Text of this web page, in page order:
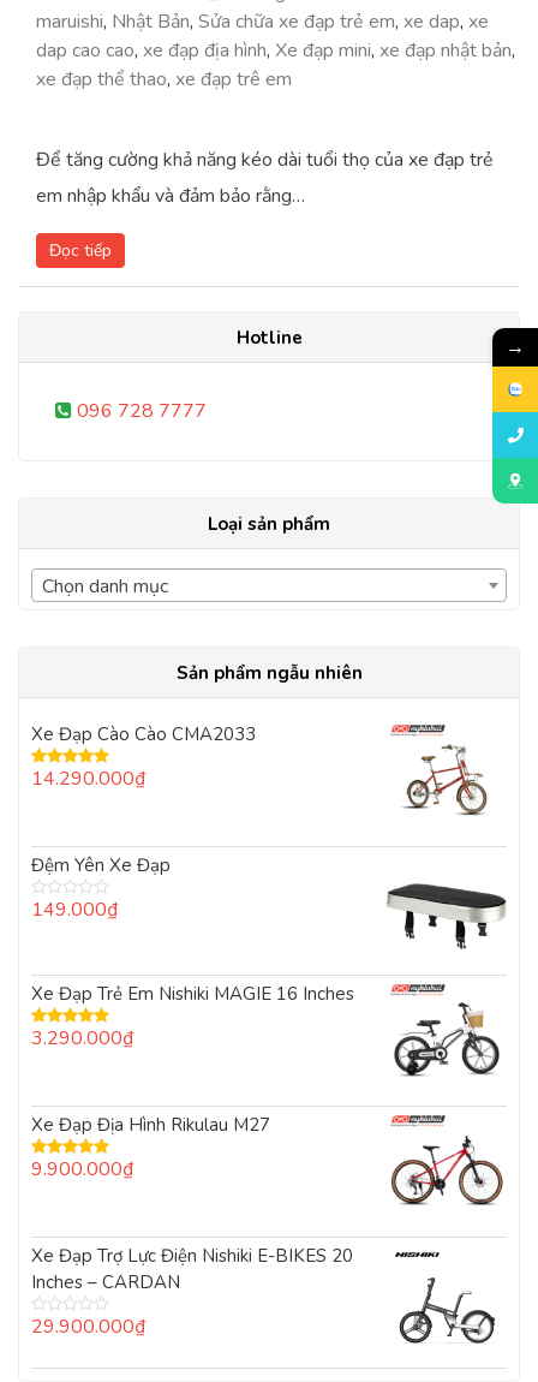
maruishi, Nhật Bản, Sửa chữa xe đạp trẻ em, xe dap, xe
dap cao cao, xe đạp địa hình, Xe đạp mini, xe đạp nhật bản,
xe đạp thể thao, xe đạp trê em
Để tăng cường khả năng kéo dài tuổi thọ của xe đạp trẻ
em nhập khẩu và đảm bảo rằng…
Đọc tiếp
Hotline
096 728 7777
Loại sản phẩm
Chọn danh mục
Sản phẩm ngẫu nhiên
Xe Đạp Cào Cào CMA2033
Được xếp
14.290.000₫
Đệm Yên Xe Đạp
Được
5
sao
149.000₫
Xe Đạp Trẻ Em Nishiki MAGIE 16 Inches
Được xếp
3.290.000₫
Xe Đạp Địa Hình Rikulau M27
Được xếp
9.900.000₫
Xe Đạp Trợ Lực Điện Nishiki E-BIKES 20
Inches – CARDAN
Được
29.900.000₫
→